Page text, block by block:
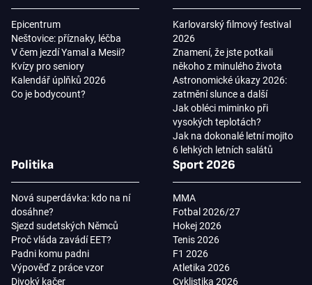
Epicentrum
Neštovice: příznaky, léčba
V čem jezdí Yamal a Mesii?
Kvízy pro seniory
Kalendář úplňků 2026
Co je bodycount?
Karlovarský filmový festival
2026
Znamení, že jste potkali
někoho z minulého života
Astronomické úkazy 2026:
zatmění slunce a další
Jak obléci miminko při
vysokých teplotách?
Jak na dokonalé letní mojito
6 lehkých letních salátů
Politika
Nová superdávka: kdo na ní
dosáhne?
Sjezd sudetských Němců
Proč vláda zavádí EET?
Padni komu padni
Výpověď z práce vzor
Divoký kačer
Sport 2026
MMA
Fotbal 2026/27
Hokej 2026
Tenis 2026
F1 2026
Atletika 2026
Cyklistika 2026